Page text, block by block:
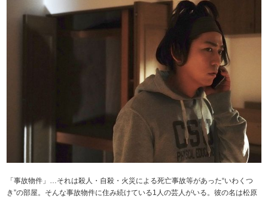
「事故物件」…それは殺人・自殺・火災による死亡事故等があった“いわくつ
き”の部屋。そんな事故物件に住み続けている1人の芸人がいる。彼の名は松原